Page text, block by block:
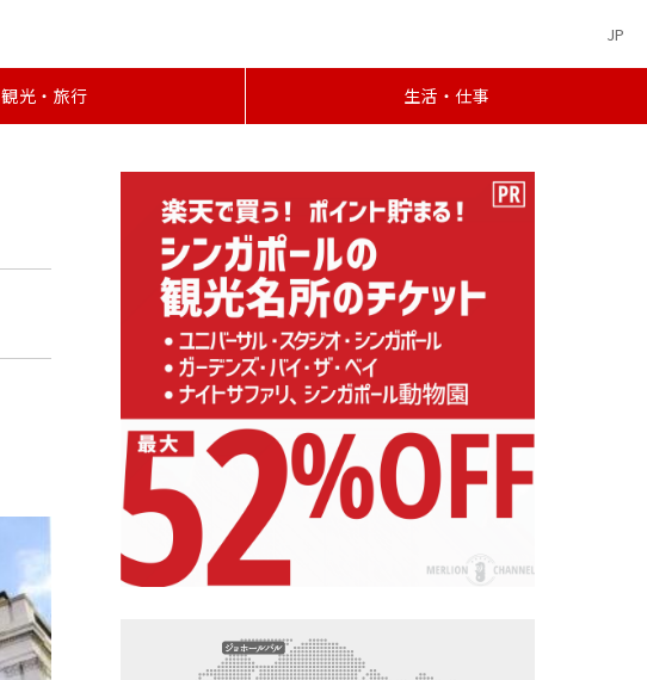
JP
観光・旅行 生活・仕事